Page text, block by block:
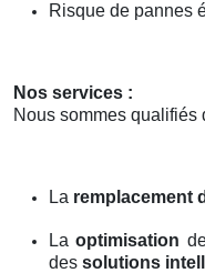
Risque de pannes
Nos services :
Nous sommes qualifiés
La remplacement
Laoptimisation
des solutions